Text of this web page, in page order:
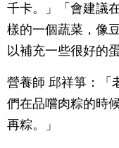
千卡。」「會建議
樣的一個蔬菜，像
以補充一些很好的
營養師 邱祥箏：「
們在品嚐肉粽的時
再粽。」